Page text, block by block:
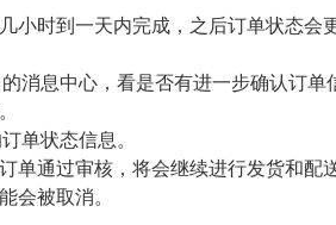
小时到一天内完成，之后订单状态会
消息中心，看是否有进一步确认订单
单状态信息。
单通过审核，将会继续进行发货和配
会被取消。